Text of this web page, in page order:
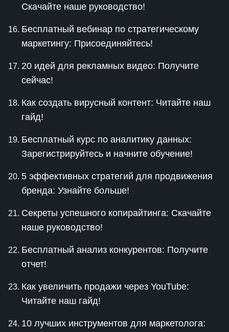
Скачайте наше руководство!
Бесплатный вебинар по стратегическому
маркетингу: Присоединяйтесь!
20 идей для рекламных видео: Получите
сейчас!
Как создать вирусный контент: Читайте наш
гайд!
Бесплатный курс по аналитику данных:
Зарегистрируйтесь и начните обучение!
5 эффективных стратегий для продвижения
бренда: Узнайте больше!
Секреты успешного копирайтинга: Скачайте
наше руководство!
Бесплатный анализ конкурентов: Получите
отчет!
Как увеличить продажи через YouTube:
Читайте наш гайд!
10 лучших инструментов для маркетолога: